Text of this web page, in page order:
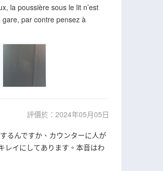
la poussière sous le lit n’est
par contre pensez à
評價於：2024年05月05日
るんですか、カウンターに人が
レイにしてあります。本音はわ